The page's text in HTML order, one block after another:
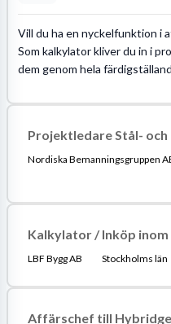
Vill du ha en nyckelfunktion i
Som kalkylator kliver du in i
dem genom hela
Projektledare Stål-
Nordiska Bemanningsgruppen
Kalkylator / Inköp inom
LBF Bygg AB Stockholms län
Affärschef till Hybridge